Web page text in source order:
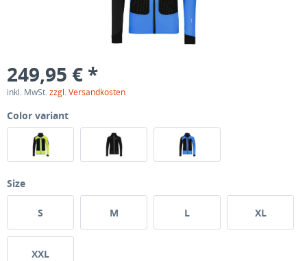
249,95 € *
inkl. MwSt.zzgl. Versandkosten
Color variant
Size
S M L XL
XXL